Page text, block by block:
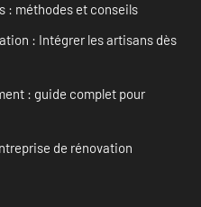
: méthodes et conseils
: Intégrer les artisans dès
: guide complet pour
de rénovation